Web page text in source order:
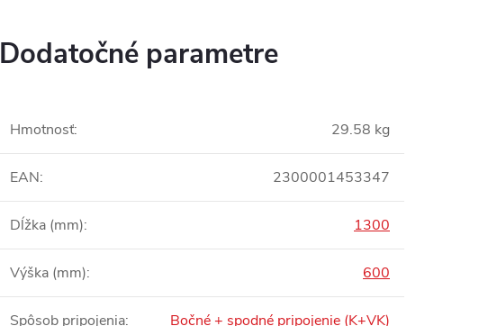
Dodatočné parametre
Hmotnosť: 29.58 kg
EAN: 2300001453347
Dĺžka (mm): 1300
Výška (mm): 600
Spôsob pripojenia: Bočné + spodné pripojenie (K+VK)